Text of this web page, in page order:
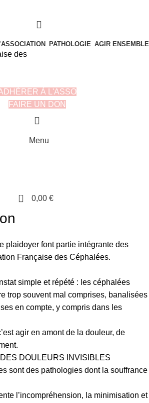
PATHOLOGIE AGIR ENSEMBLE
À L'ASSO
FAIRE UN DON
Menu
0 0,00 €
plaidoyer font partie intégrante des
Française des Céphalées.
simple et répété : les céphalées
trop souvent mal comprises, banalisées
en compte, y compris dans les
agir en amont de la douleur, de
DOULEURS INVISIBLES
sont des pathologies dont la souffrance
l’incompréhension, la minimisation et